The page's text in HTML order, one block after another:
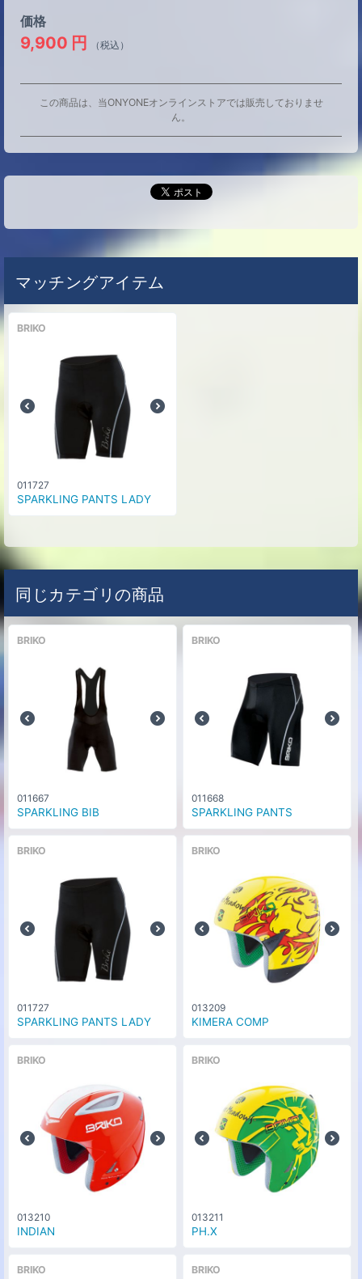
価格
9,900 円 （税込）
この商品は、当ONYONEオンラインストアでは販売しておりませ
ん。
マッチングアイテム
BRIKO
011727
SPARKLING PANTS LADY
同じカテゴリの商品
BRIKO
011667
SPARKLING BIB
BRIKO
011668
SPARKLING PANTS
BRIKO
011727
SPARKLING PANTS LADY
BRIKO
013209
KIMERA COMP
BRIKO
013210
INDIAN
BRIKO
013211
PH.X
BRIKO BRIKO